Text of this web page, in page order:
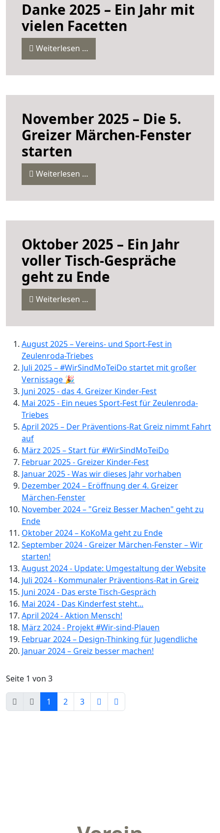
Danke 2025 – Ein Jahr mit
vielen Facetten
Weiterlesen …
November 2025 – Die 5.
Greizer Märchen-Fenster
starten
Weiterlesen …
Oktober 2025 – Ein Jahr
voller Tisch-Gespräche
geht zu Ende
Weiterlesen …
August 2025 – Vereins- und Sport-Fest in
Zeulenroda-Triebes
Juli 2025 – #WirSindMoTeiDo startet mit großer
Vernissage 🎉
Juni 2025 - das 4. Greizer Kinder-Fest
Mai 2025 - Ein neues Sport-Fest für Zeulenroda-
Triebes
April 2025 – Der Präventions-Rat Greiz nimmt Fahrt
auf
März 2025 – Start für #WirSindMoTeiDo
Februar 2025 - Greizer Kinder-Fest
Januar 2025 - Was wir dieses Jahr vorhaben
Dezember 2024 – Eröffnung der 4. Greizer
Märchen-Fenster
November 2024 – "Greiz Besser Machen" geht zu
Ende
Oktober 2024 – KoKoMa geht zu Ende
September 2024 - Greizer Märchen-Fenster – Wir
starten!
August 2024 - Update: Umgestaltung der Website
Juli 2024 - Kommunaler Präventions-Rat in Greiz
Juni 2024 - Das erste Tisch-Gespräch
Mai 2024 - Das Kinderfest steht...
April 2024 - Aktion Mensch!
März 2024 - Projekt #Wir-sind-Plauen
Februar 2024 – Design-Thinking für Jugendliche
Januar 2024 – Greiz besser machen!
Seite 1 von 3
1 2 3